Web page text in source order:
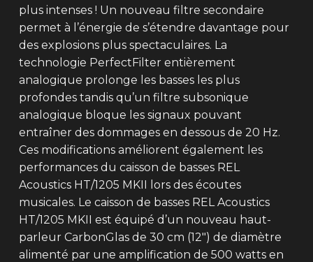
plus intenses ! Un nouveau filtre secondaire
permet à l’énergie de s’étendre davantage pour
des explosions plus spectaculaires. La
technologie PerfectFilter entièrement
analogique prolonge les basses les plus
profondes tandis qu’un filtre subsonique
analogique bloque les signaux pouvant
entraîner des dommages en dessous de 20 Hz.
Ces modifications améliorent également les
performances du caisson de basses REL
Acoustics HT/1205 MKII lors des écoutes
musicales. Le caisson de basses REL Acoustics
HT/1205 MKII est équipé d’un nouveau haut-
parleur CarbonGlas de 30 cm (12″) de diamètre
alimenté par une amplification de 500 watts en